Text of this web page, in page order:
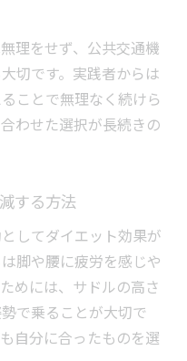
理をせず、公共交通機
切です。実践者からは
ことで無理なく続けら
わせた選択が長続きの
する方法
してダイエット効果が
脚や腰に疲労を感じや
めには、サドルの高さ
で乗ることが大切で
自分に合ったものを選